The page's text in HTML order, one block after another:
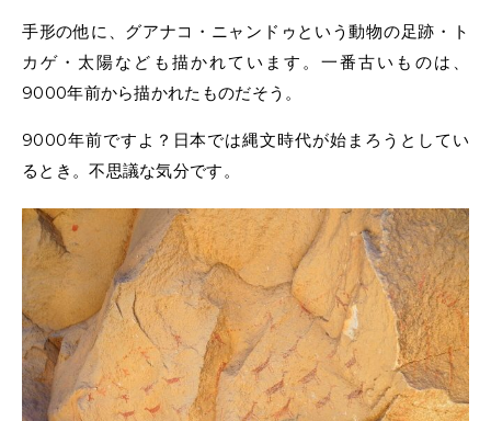
手形の他に、グアナコ・ニャンドゥという動物の足跡・ト
カゲ・太陽なども描かれています。一番古いものは、
9000年前から描かれたものだそう。
9000年前ですよ？日本では縄文時代が始まろうとしてい
るとき。不思議な気分です。